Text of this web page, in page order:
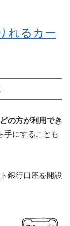
れるカー
の方が利用でき
手にすることも
銀行口座を開設